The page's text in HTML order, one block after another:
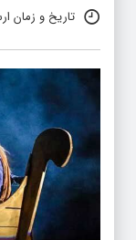
تاریخ و زمان ارسال: 2 ژوئن 2021